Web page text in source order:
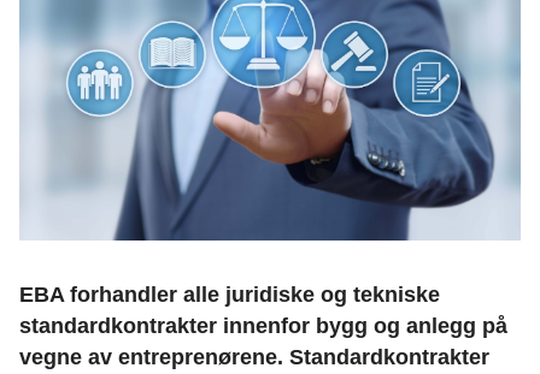
EBA forhandler alle juridiske og tekniske
standardkontrakter innenfor bygg og anlegg på
vegne av entreprenørene. Standardkontrakter